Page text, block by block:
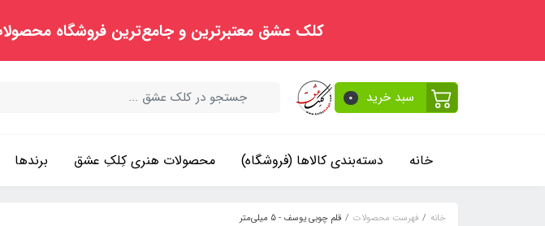
کلک عشق معتبرترین و جامع‌ترین فروشگاه
سبد خرید 0
خانه دسته‌بندی کالاها (فروشگاه) محصولات هنری کِلکِ عشق برندها
خانه فهرست محصولات قلم چوبی یوسف - 5 میلی‌متر